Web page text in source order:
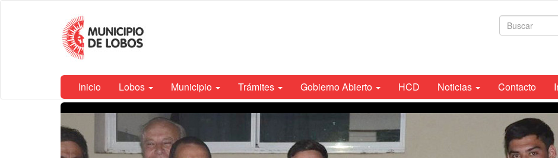
Municipalidad
de Lobos
Inicio Lobos Municipio Trámites Gobierno Abierto HCD Noticias Contacto
Contenido
principal